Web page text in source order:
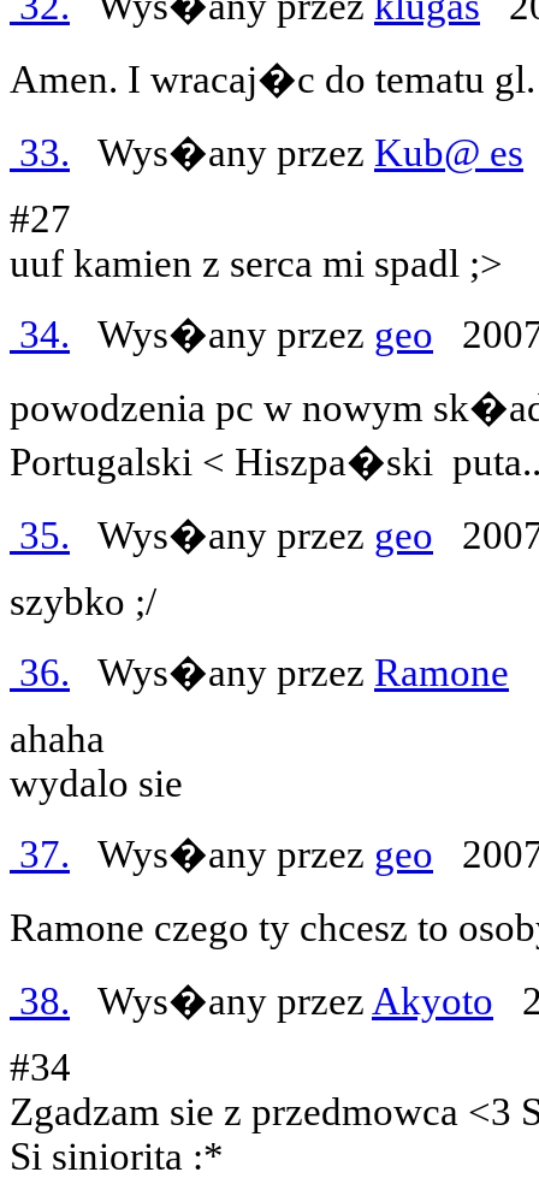
Amen. I wracaj�c do tematu gl.
33. Wys�any przez Kub@ es
#27
uuf kamien z serca mi spadl ;>
34. Wys�any przez geo
powodzenia pc w nowym
Portugalski < Hiszpa�ski
35. Wys�any przez geo
szybko ;/
36. Wys�any przez Ramone
ahaha
wydalo sie
37. Wys�any przez geo
Ramone czego ty chcesz to
38. Wys�any przez Akyoto
#34
Zgadzam sie z przedmowca <3
Si siniorita :*